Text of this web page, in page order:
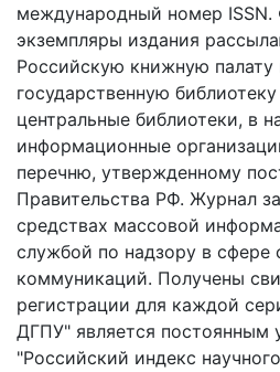
международный номер ISSN.
экземпляры издания
Российскую книжную палату
государственную
центральные библиотеки, в
информационные
перечню, утвержденному
Правительства РФ. Журнал
средствах массовой
службой по надзору в сфере
коммуникаций. Получены
регистрации для каждой
ДГПУ" является постоянным
"Российский индекс